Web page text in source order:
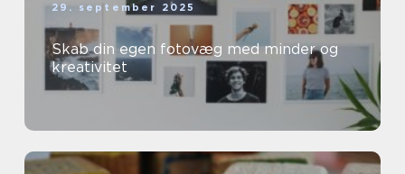
29. september 2025
Skab din egen fotovæg med minder og
kreativitet